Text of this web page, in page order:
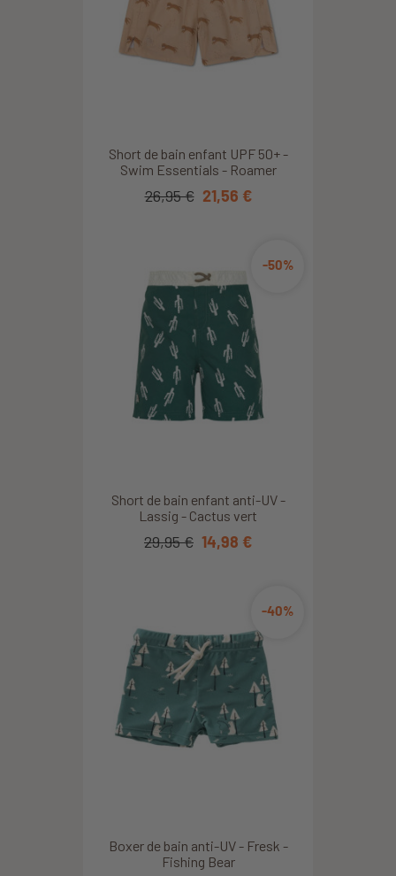
Short de bain enfant UPF 50+ -
Swim Essentials - Roamer
26,95 € 21,56 €
Short de bain enfant anti-UV -
Lassig - Cactus vert
-50%
29,95 € 14,98 €
Boxer de bain anti-UV - Fresk -
Fishing Bear
-40%